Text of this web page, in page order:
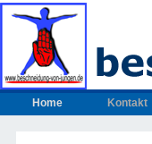
Home Kontakt